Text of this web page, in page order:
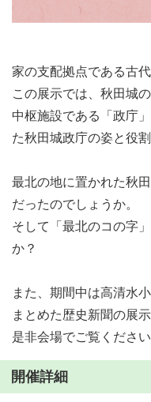
家の支配拠点である古
この展示では、秋田城
中枢施設である「政庁
た秋田城政庁の姿と役
最北の地に置かれた秋
だったのでしょうか。
そして「最北のコの字
か？
また、期間中は高清水
まとめた歴史新聞の展
是非会場でご覧ください
開催詳細